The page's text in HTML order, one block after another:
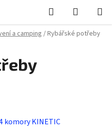
Hledat
KOŠÍK
a camping /Rybářské potřeby
komory KINETIC